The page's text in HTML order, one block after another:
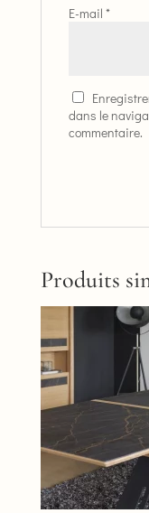
E-mail *
dans le
commentaire.
Produits
produit
a
plusieurs
variations.
options
peuvent
être
choisies